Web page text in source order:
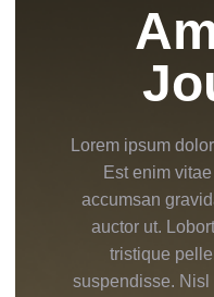
Lorem ipsum
Est enim
accumsan
auctor ut.
tristique
suspendisse. Nisl